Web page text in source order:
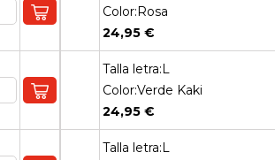
Color:Rosa
24,95 €
Talla letra:L
Color:Verde Kaki
24,95 €
Talla letra:L